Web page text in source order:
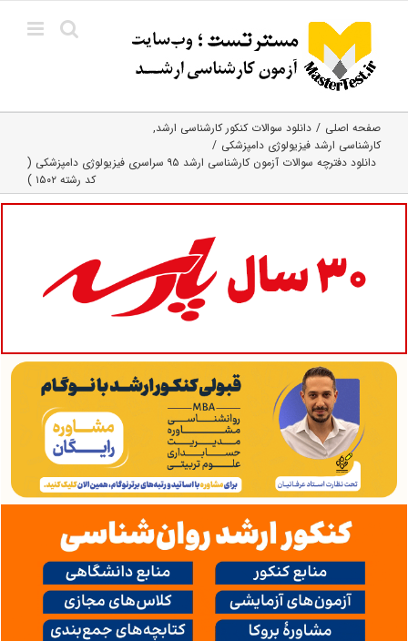
content
صفحه اصلی
دانلود سوالات کنکور کارشناسی ارشد
کارشناسی ارشد فیزیولوژی دامپزشکی
دانلود دفترچه سوالات آزمون کارشناسی ارشد ۹۵ سراسری فیزیولوژی دامپزشکی (
کد رشته ۱۵۰۲ )